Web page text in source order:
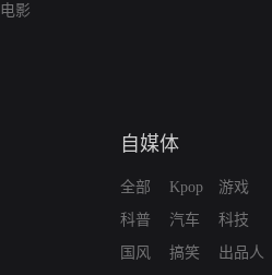
电影
自媒体
全部
科普
国风
Kpop
汽车
搞笑
游戏
科技
出品人